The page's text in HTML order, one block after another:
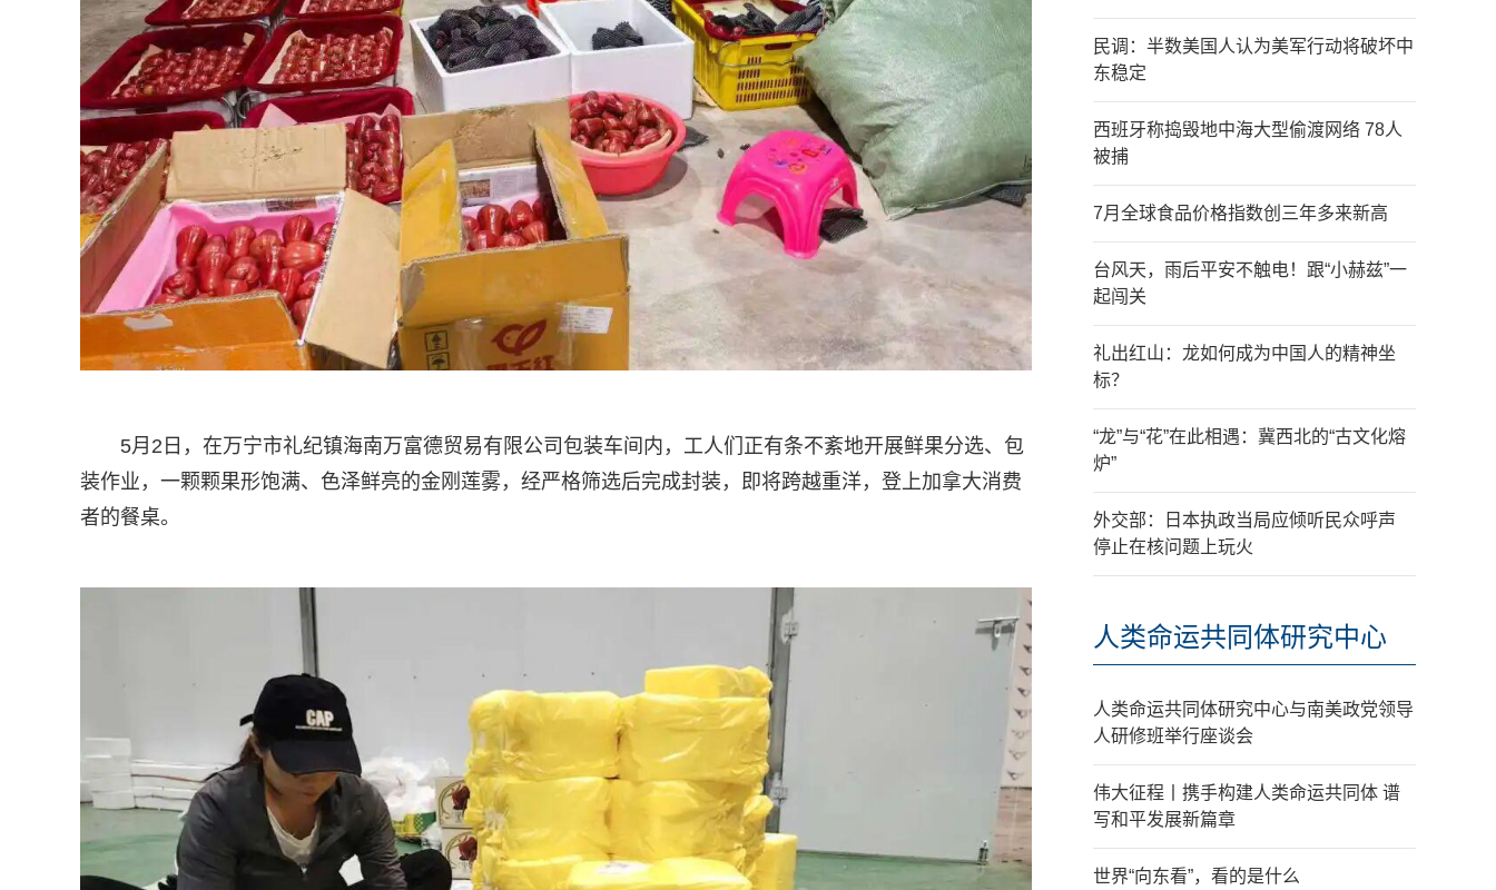
5月2日，在万宁市礼纪镇海南万富德贸易有限公司包装车间内，工人们正有条不紊地开展鲜果分选、包
装作业，一颗颗果形饱满、色泽鲜亮的金刚莲雾，经严格筛选后完成封装，即将跨越重洋，登上加拿大消费
者的餐桌。
民调：半数美国人认为美军行动将破坏中
东稳定
西班牙称捣毁地中海大型偷渡网络 78人
被捕
7月全球食品价格指数创三年多来新高
台风天，雨后平安不触电！跟“小赫兹”一
起闯关
礼出红山：龙如何成为中国人的精神坐
标？
“龙”与“花”在此相遇：冀西北的“古文化熔
炉”
外交部：日本执政当局应倾听民众呼声
停止在核问题上玩火
人类命运共同体研究中心
人类命运共同体研究中心与南美政党领导
人研修班举行座谈会
伟大征程丨携手构建人类命运共同体 谱
写和平发展新篇章
世界“向东看”，看的是什么